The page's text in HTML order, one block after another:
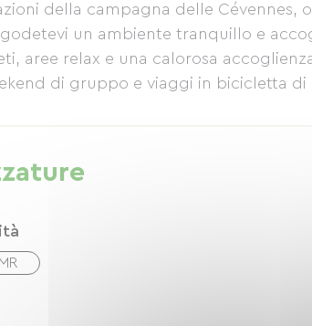
della campagna delle
un ambiente tranquillo e
aree relax e una calorosa
di gruppo e viaggi in bicicletta